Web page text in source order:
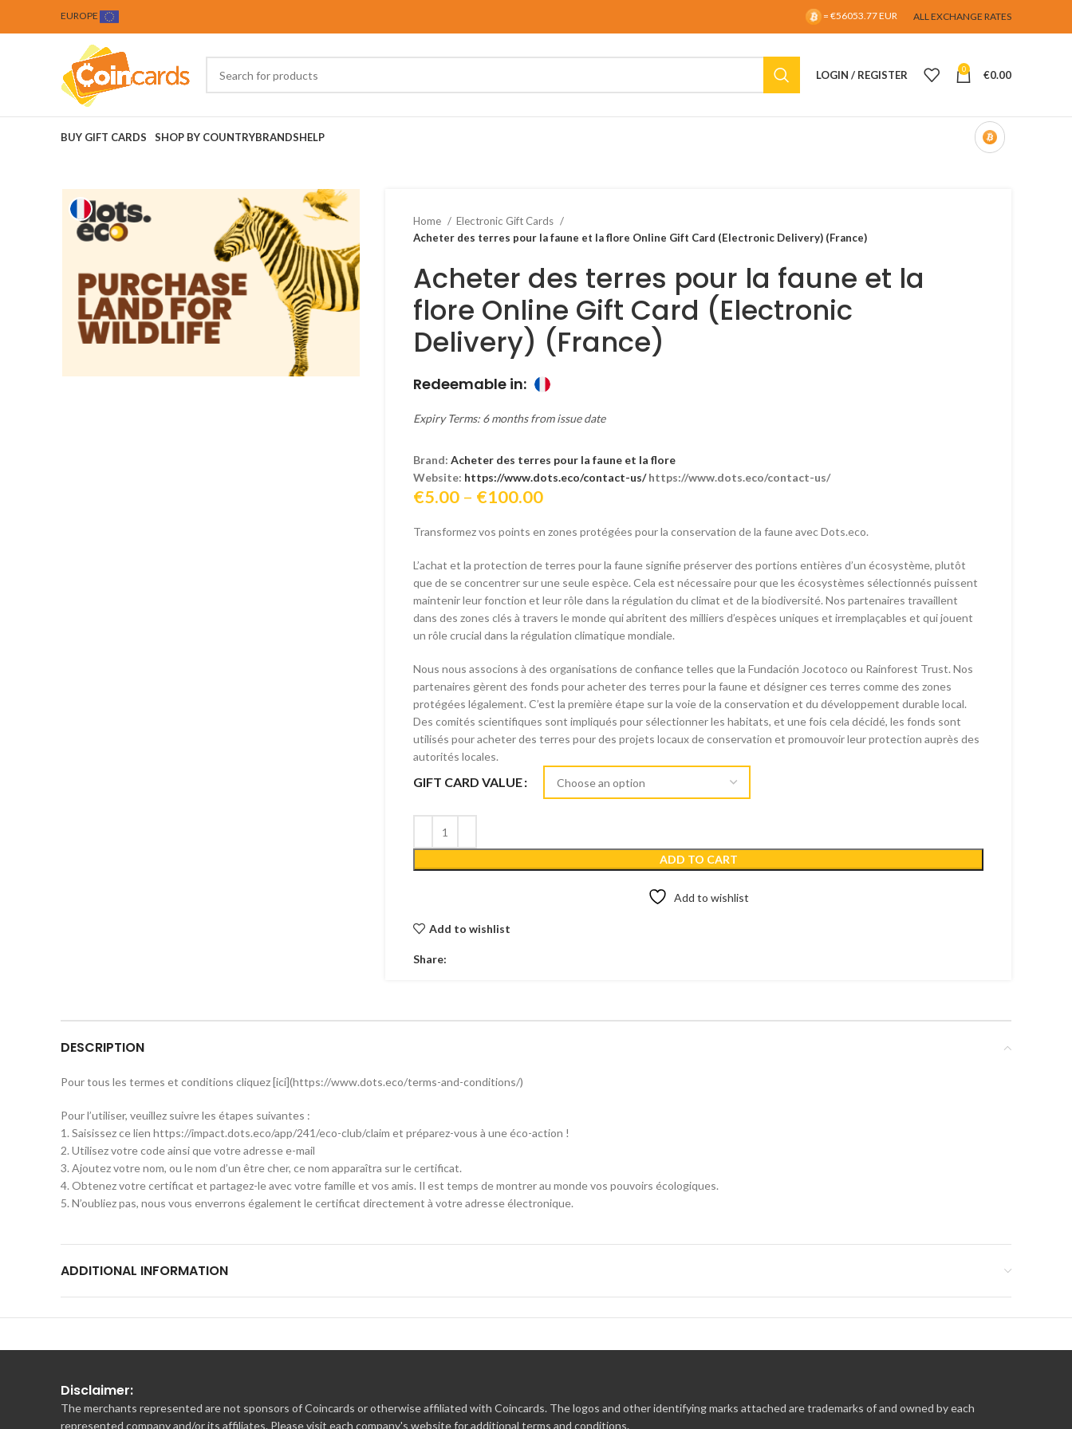
EUROPE = €56053.77 EUR ALL EXCHANGE RATES
LOGIN / REGISTER 0 €0.00
BUY GIFT CARDS SHOP BY COUNTRYBRANDSHELP
Home
Electronic Gift Cards
Acheter des terres pour la faune et la flore Online Gift Card (Electronic Delivery) (France)
Acheter des terres pour la faune et la
flore Online Gift Card (Electronic
Delivery) (France)
Redeemable in:
Expiry Terms: 6 months from issue date
Brand:Acheter des terres pour la faune et la flore
Website: https://www.dots.eco/contact-us/https://www.dots.eco/contact-us/
€5.00 – €100.00Price
€5.00
through
€100.00
Transformez vos points en zones protégées pour la conservation de la faune avec Dots.eco.
L’achat et la protection de terres pour la faune signifie préserver des portions entières d’un écosystème, plutôt
que de se concentrer sur une seule espèce. Cela est nécessaire pour que les écosystèmes sélectionnés puissent
maintenir leur fonction et leur rôle dans la régulation du climat et de la biodiversité. Nos partenaires travaillent
dans des zones clés à travers le monde qui abritent des milliers d’espèces uniques et irremplaçables et qui jouent
un rôle crucial dans la régulation climatique mondiale.
Nous nous associons à des organisations de confiance telles que la Fundación Jocotoco ou Rainforest Trust. Nos
partenaires gèrent des fonds pour acheter des terres pour la faune et désigner ces terres comme des zones
protégées légalement. C’est la première étape sur la voie de la conservation et du développement durable local.
Des comités scientifiques sont impliqués pour sélectionner les habitats, et une fois cela décidé, les fonds sont
utilisés pour acheter des terres pour des projets locaux de conservation et promouvoir leur protection auprès des
autorités locales.
GIFT CARD VALUE
ADD TO CART
Add to wishlist
Add to wishlist
Share:
DESCRIPTION
Pour tous les termes et conditions cliquez [ici](https://www.dots.eco/terms-and-conditions/)
Pour l’utiliser, veuillez suivre les étapes suivantes :
1. Saisissez ce lien https://impact.dots.eco/app/241/eco-club/claim et préparez-vous à une éco-action !
2. Utilisez votre code ainsi que votre adresse e-mail
3. Ajoutez votre nom, ou le nom d’un être cher, ce nom apparaîtra sur le certificat.
4. Obtenez votre certificat et partagez-le avec votre famille et vos amis. Il est temps de montrer au monde vos pouvoirs écologiques.
5. N’oubliez pas, nous vous enverrons également le certificat directement à votre adresse électronique.
ADDITIONAL INFORMATION
Disclaimer:
The merchants represented are not sponsors of Coincards or otherwise affiliated with Coincards. The logos and other identifying marks attached are trademarks of and owned by each
represented company and/or its affiliates. Please visit each company's website for additional terms and conditions.